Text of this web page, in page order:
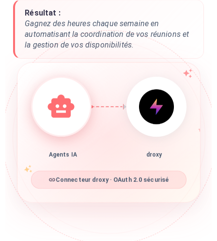
Résultat :
Gagnez des heures chaque semaine en
automatisant la coordination de vos réunions et
la gestion de vos disponibilités.
Agents IA droxy
Connecteur droxy · OAuth 2.0 sécurisé